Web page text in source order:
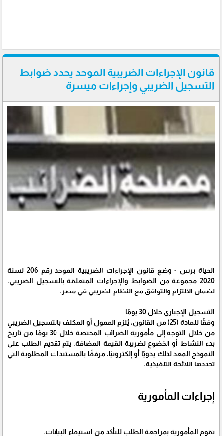
قانون الإجراءات الضريبية الموحد يحدد ضوابط
التسجيل الضريبي وإجراءات ميسرة
الحياة برس - وضع قانون الإجراءات الضريبية الموحد رقم 206 لسنة
2020 مجموعة من الضوابط والإجراءات المتعلقة بالتسجيل الضريبي،
لضمان الالتزام والتوافق مع النظام الضريبي في مصر.
التسجيل الإجباري خلال 30 يومًا
وفقًا للمادة (25) من القانون، يُلزم الممول أو المكلف بالتسجيل الضريبي
من خلال التوجه إلى مأمورية الضرائب المختصة خلال 30 يومًا من تاريخ
بدء النشاط أو الخضوع لضريبة القيمة المضافة. يتم تقديم الطلب على
النموذج المعد لذلك يدويًا أو إلكترونيًا، مرفقًا بالمستندات المطلوبة التي
تحددها اللائحة التنفيذية.
إجراءات المأمورية
تقوم المأمورية بمراجعة الطلب للتأكد من استيفاء البيانات.